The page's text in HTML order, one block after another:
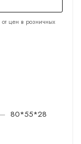
от цен в розничных
80*55*28